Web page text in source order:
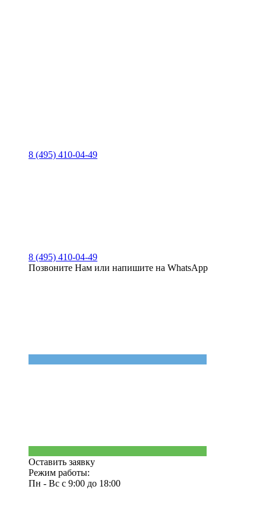
8 (495) 410-04-49
8 (495) 410-04-49
Позвоните Нам или напишите на WhatsApp
Оставить заявку
Режим работы:
Пн - Вс с 9:00 до 18:00